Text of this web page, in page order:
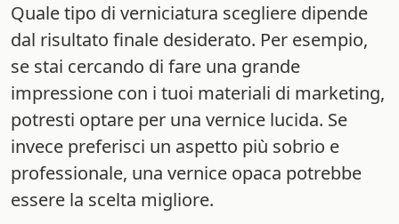
Quale tipo di verniciatura scegliere dipende
dal risultato finale desiderato. Per esempio,
se stai cercando di fare una grande
impressione con i tuoi materiali di marketing,
potresti optare per una vernice lucida. Se
invece preferisci un aspetto più sobrio e
professionale, una vernice opaca potrebbe
essere la scelta migliore.